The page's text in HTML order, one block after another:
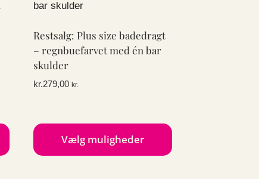
Mulighederne
vælges
på
Restsalg: Plus size badedragt
– regnbuefarvet med én bar
skulder
kr.279,00 kr.
Vælg muligheder